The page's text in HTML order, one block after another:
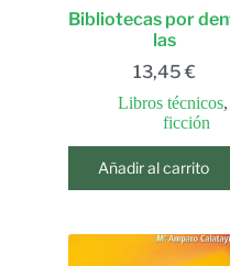
Bibliotecas por
las
13,45 €
Libros técnicos,
ficción
Añadir al carrito